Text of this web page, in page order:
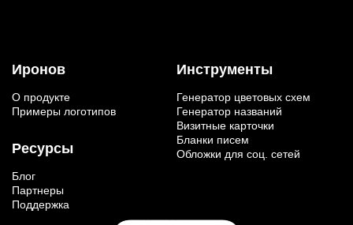
Иронов
О продукте
Примеры логотипов
Ресурсы
Блог
Партнеры
Поддержка
Инструменты
Генератор цветовых схем
Генератор названий
Визитные карточки
Бланки писем
Обложки для соц. сетей